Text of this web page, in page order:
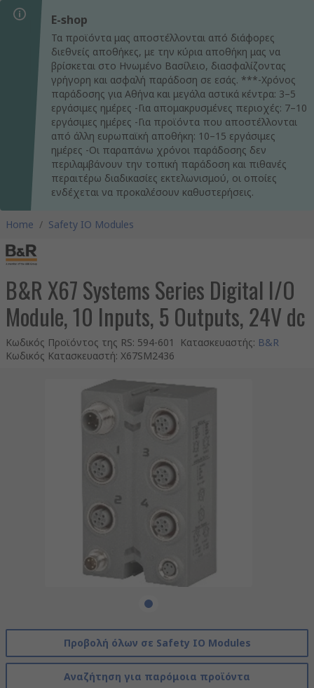
E-shop
Τα προϊόντα μας αποστέλλονται από διάφορες
διεθνείς αποθήκες, με την κύρια αποθήκη μας να
βρίσκεται στο Ηνωμένο Βασίλειο, διασφαλίζοντας
γρήγορη και ασφαλή παράδοση σε εσάς. ***-Χρόνος
παράδοσης για Αθήνα και μεγάλα αστικά κέντρα: 3–5
εργάσιμες ημέρες -Για απομακρυσμένες περιοχές: 7–10
εργάσιμες ημέρες -Για προϊόντα που αποστέλλονται
από άλλη ευρωπαϊκή αποθήκη: 10–15 εργάσιμες
ημέρες -Οι παραπάνω χρόνοι παράδοσης δεν
περιλαμβάνουν την τοπική παράδοση και πιθανές
περαιτέρω διαδικασίες εκτελωνισμού, οι οποίες
ενδέχεται να προκαλέσουν καθυστερήσεις.
Home / Safety IO Modules
B&R X67 Systems Series Digital I/O
Module, 10 Inputs, 5 Outputs, 24V dc
Κωδικός Προϊόντος της RS: 594-601 Κατασκευαστής: B&R
Κωδικός Κατασκευαστή: X67SM2436
Προβολή όλων σε Safety IO Modules
Αναζήτηση για παρόμοια προϊόντα